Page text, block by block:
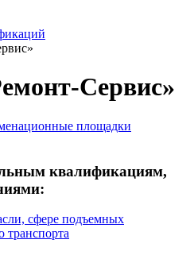
Сервис»
площадки
квалификациям,
сфере подъемных
транспорта